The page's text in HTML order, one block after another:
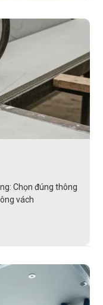
Chọn đúng thông
vách